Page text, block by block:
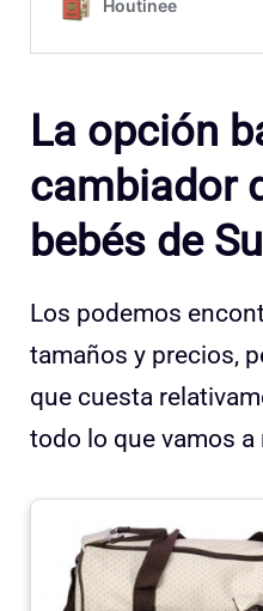
La opción
cambiador
bebés de
Los podemos
tamaños y precios,
que cuesta
todo lo que vamos a